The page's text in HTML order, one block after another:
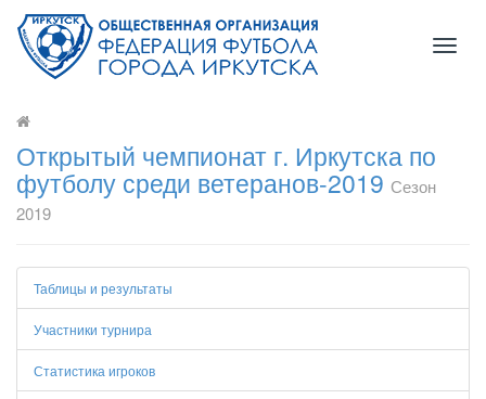
Открытый чемпионат г. Иркутска по
футболу среди ветеранов-2019 Сезон
2019
Таблицы и результаты
Участники турнира
Статистика игроков